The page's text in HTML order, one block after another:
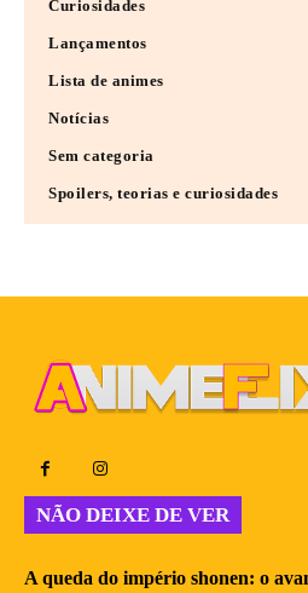
Curiosidades
Lançamentos
Lista de animes
Notícias
Sem categoria
Spoilers, teorias e curiosidades
NÃO DEIXE DE VER
A queda do império shonen: o